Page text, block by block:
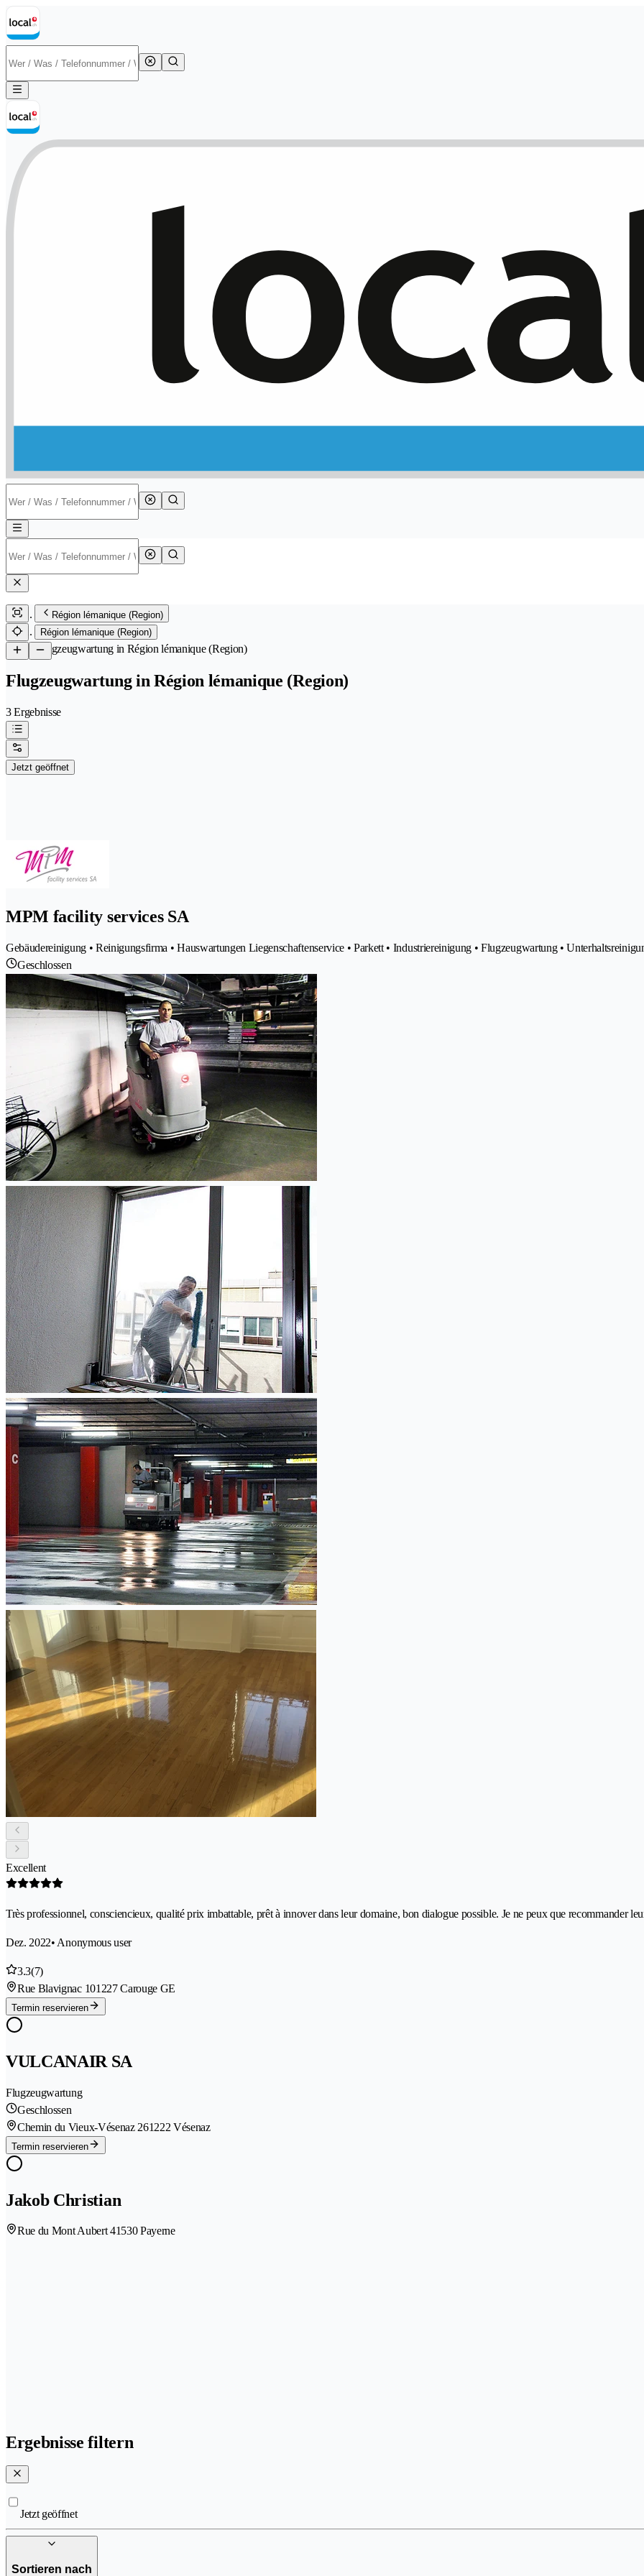
Région lémanique (Region)
Région lémanique (Region)
/Flugzeugwartung in Région lémanique (Region)
Flugzeugwartung in Région lémanique (Region)
3 Ergebnisse
Jetzt geöffnet
MPM facility services SA
Gebäudereinigung • Reinigungsfirma • Hauswartungen Liegenschaftenservice • Parkett • Industriereinigung • Flugzeugwartung •
Geschlossen
Excellent
Très professionnel, consciencieux, qualité prix imbattable, prêt à innover dans leur domaine, bon dialogue possible. Je ne peux que recommander
Dez. 2022• Anonymous user
3.3(7)
Rue Blavignac 101227 Carouge GE
Termin reservieren
VULCANAIR SA
Flugzeugwartung
Geschlossen
Chemin du Vieux-Vésenaz 261222 Vésenaz
Termin reservieren
Jakob Christian
Rue du Mont Aubert 41530 Payerne
Ergebnisse filtern
Jetzt geöffnet
Sortieren nach